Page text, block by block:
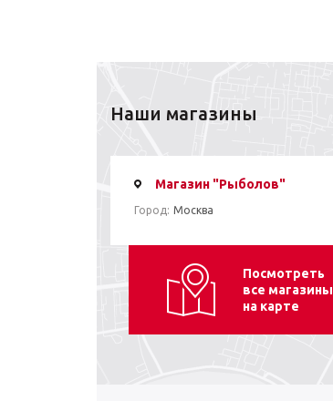
Наши магазины
Магазин "Рыболов"
Город: Москва
Посмотреть
все магазины
на карте